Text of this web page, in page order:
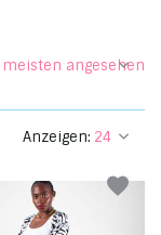
Anzeigen: